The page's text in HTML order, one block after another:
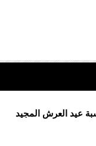
عيد العرش المجيد